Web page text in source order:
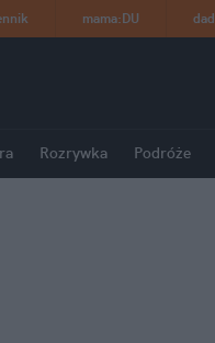
mama:DU dad
Rozrywka Podróże